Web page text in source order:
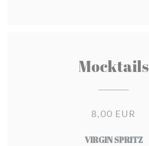
Mocktails
8,00 EUR
VIRGIN SPRITZ